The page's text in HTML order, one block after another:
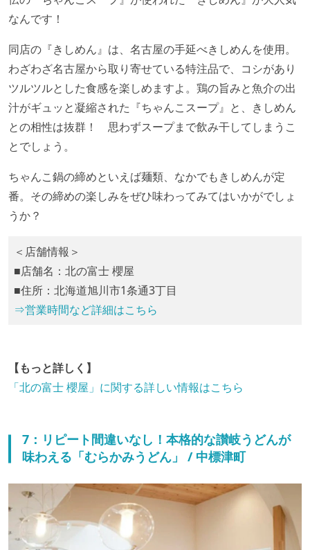
なんです！
同店の『きしめん』は、名古屋の手延べきしめんを使用。
わざわざ名古屋から取り寄せている特注品で、コシがあり
ツルツルとした食感を楽しめますよ。鶏の旨みと魚介の出
汁がギュッと凝縮された『ちゃんこスープ』と、きしめん
との相性は抜群！ 思わずスープまで飲み干してしまうこ
とでしょう。
ちゃんこ鍋の締めといえば麺類、なかでもきしめんが定
番。その締めの楽しみをぜひ味わってみてはいかがでしょ
うか？
＜店舗情報＞
■店舗名：北の富士 櫻屋
■住所：北海道旭川市1条通3丁目
⇒営業時間など詳細はこちら
【もっと詳しく】
「北の富士 櫻屋」に関する詳しい情報はこちら
7：リピート間違いなし！本格的な讃岐うどんが
味わえる「むらかみうどん」 / 中標津町